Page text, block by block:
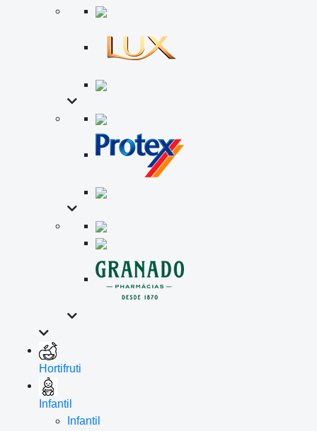
Hortifruti
Infantil
Infantil